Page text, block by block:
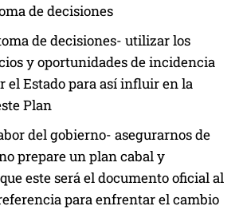
de decisiones
de decisiones- utilizar los
y oportunidades de incidencia
el Estado para así influir en la
Plan
del gobierno- asegurarnos de
prepare un plan cabal y
este será el documento oficial al
para enfrentar el cambio